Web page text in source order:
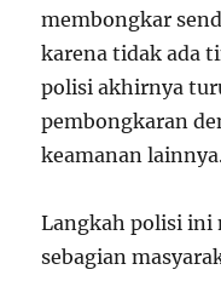
membongkar
karena tidak ada
polisi akhirnya
pembongkaran
keamanan
Langkah polisi ini
sebagian